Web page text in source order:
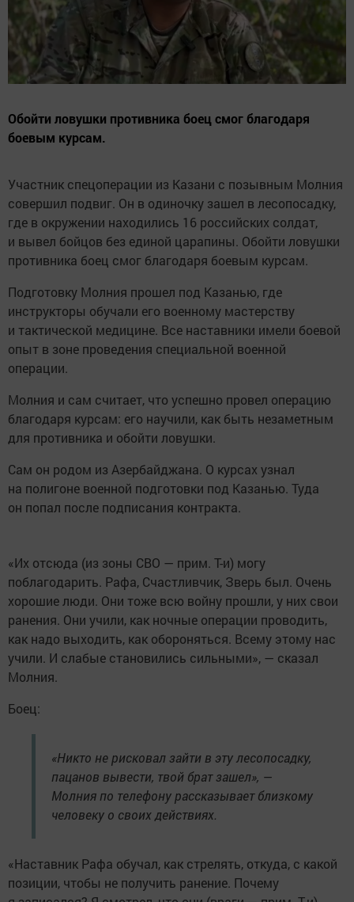
Обойти ловушки противника боец смог благодаря
боевым курсам.
Участник спецоперации из Казани с позывным Молния
совершил подвиг. Он в одиночку зашел в лесопосадку,
где в окружении находились 16 российских солдат,
и вывел бойцов без единой царапины. Обойти ловушки
противника боец смог благодаря боевым курсам.
Подготовку Молния прошел под Казанью, где
инструкторы обучали его военному мастерству
и тактической медицине. Все наставники имели боевой
опыт в зоне проведения специальной военной
операции.
Молния и сам считает, что успешно провел операцию
благодаря курсам: его научили, как быть незаметным
для противника и обойти ловушки.
Сам он родом из Азербайджана. О курсах узнал
на полигоне военной подготовки под Казанью. Туда
он попал после подписания контракта.
«Их отсюда (из зоны СВО — прим. Т-и) могу
поблагодарить. Рафа, Счастливчик, Зверь был. Очень
хорошие люди. Они тоже всю войну прошли, у них свои
ранения. Они учили, как ночные операции проводить,
как надо выходить, как обороняться. Всему этому нас
учили. И слабые становились сильными», — сказал
Молния.
Боец:
«Никто не рисковал зайти в эту лесопосадку,
пацанов вывести, твой брат зашел», —
Молния по телефону рассказывает близкому
человеку о своих действиях.
«Наставник Рафа обучал, как стрелять, откуда, с какой
позиции, чтобы не получить ранение. Почему